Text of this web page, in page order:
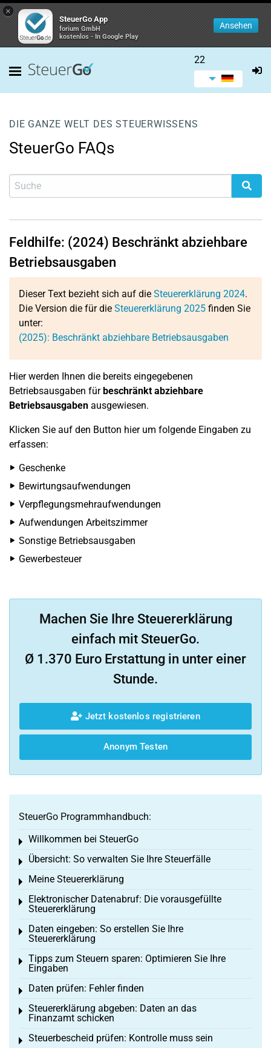
×
SteuerGo App
forium GmbH
kostenlos - In Google Play
Ansehen
22
DIE GANZE WELT DES STEUERWISSENS
SteuerGo FAQs
Feldhilfe: (2024) Beschränkt abziehbare
Betriebsausgaben
Dieser Text bezieht sich auf die Steuererklärung 2024.
Die Version die für die Steuererklärung 2025 finden Sie
unter:
(2025): Beschränkt abziehbare Betriebsausgaben
Hier werden Ihnen die bereits eingegebenen
Betriebsausgaben fürbeschränkt abziehbare
Betriebsausgaben ausgewiesen.
Klicken Sie auf den Button hier um folgende Eingaben zu
erfassen:
Geschenke
Bewirtungsaufwendungen
Verpflegungsmehraufwendungen
Aufwendungen Arbeitszimmer
Sonstige Betriebsausgaben
Gewerbesteuer
Machen Sie Ihre Steuererklärung
einfach mit SteuerGo.
Ø 1.370 Euro Erstattung in unter einer
Stunde.
Jetzt kostenlos registrieren
Anonym Testen
SteuerGo Programmhandbuch:
Willkommen bei SteuerGo
Toggle menu
Übersicht: So verwalten Sie Ihre Steuerfälle
Toggle menu
Meine Steuererklärung
Toggle menu
Elektronischer Datenabruf: Die vorausgefüllte
Steuererklärung
Toggle menu
Daten eingeben: So erstellen Sie Ihre
Steuererklärung
Toggle menu
Tipps zum Steuern sparen: Optimieren Sie Ihre
Eingaben
Toggle menu
Daten prüfen: Fehler finden
Toggle menu
Steuererklärung abgeben: Daten an das
Finanzamt schicken
Toggle menu
Steuerbescheid prüfen: Kontrolle muss sein
Toggle menu